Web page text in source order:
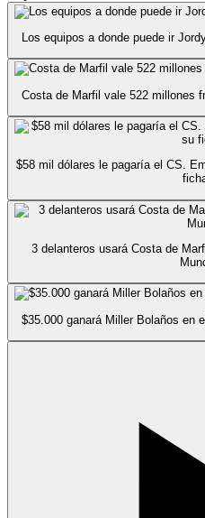
Los equipos a donde puede ir
Costa de Marfil vale 522 millones
$58 mil dólares le pagaría el CS.
3 delanteros usará Costa de
$35.000 ganará Miller Bolaños en